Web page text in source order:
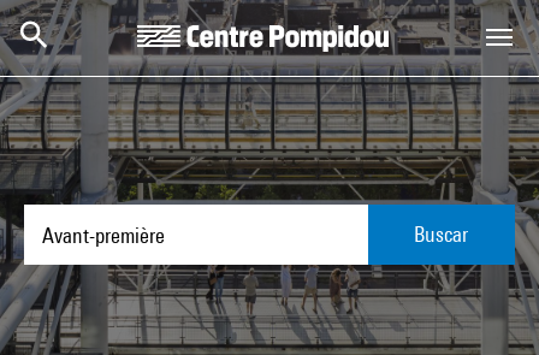
Skip to main content
Centre Pompidou
Buscar